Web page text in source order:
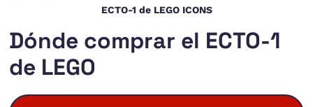
ECTO-1 de LEGO ICONS
Dónde comprar el ECTO-1
de LEGO